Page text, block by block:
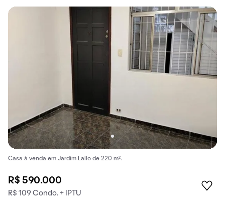
Casa à venda em Jardim Lallo de 220 m².
R$ 590.000
R$ 109 Condo. + IPTU